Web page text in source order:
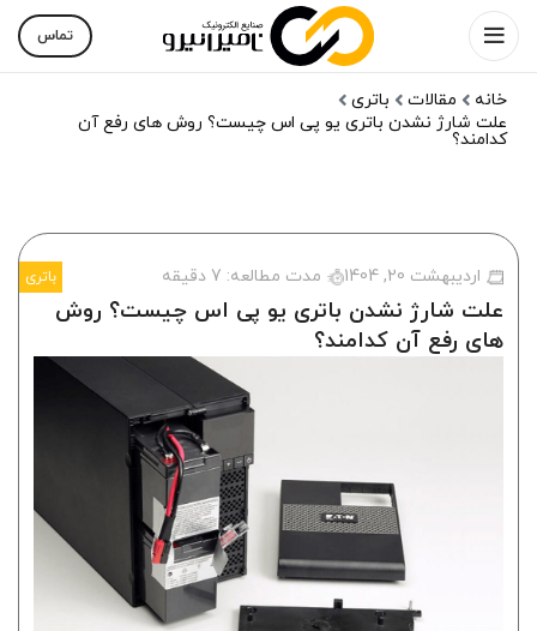
تماس
خانه مقالات
باتری
علت شارژ نشدن باتری یو پی اس چیست؟ روش های رفع آن
کدامند؟
اردیبهشت 20, 1404 مدت مطالعه: 7 دقیقه باتری
علت شارژ نشدن باتری یو پی اس چیست؟ روش
های رفع آن کدامند؟